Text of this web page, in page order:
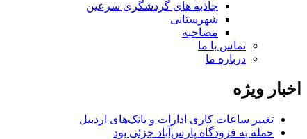
جاذبه های گردشگری سرعین
شهرستانی
مصاحبه
تماس با ما
درباره ما
اخبار ویژه
تغییر ساعات کاری ادارات و بانک‌های اردبیل
حمله به فرودگاه پارس‌‌آباد جزئی بود